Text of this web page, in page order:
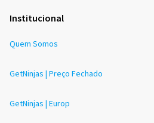
Institucional
Quem Somos
GetNinjas | Preço Fechado
GetNinjas | Europ